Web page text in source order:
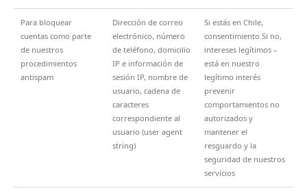
Para bloquear
cuentas como parte
de nuestros
procedimientos
antispam
Dirección de correo
electrónico, número
de teléfono, domicilio
IP e información de
sesión IP, nombre de
usuario, cadena de
caracteres
correspondiente al
usuario (user agent
string)
Si estás en Chile,
consentimiento.Si no,
intereses legítimos –
está en nuestro
legítimo interés
prevenir
comportamientos no
autorizados y
mantener el
resguardo y la
seguridad de nuestros
servicios